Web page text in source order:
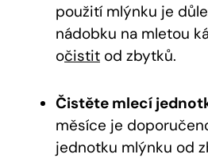
použití​ mlýnku je
nádobku na mletou‍
očistit od zbytků.
Čistěte mlecí⁣
měsíce je
jednotku mlýnku od